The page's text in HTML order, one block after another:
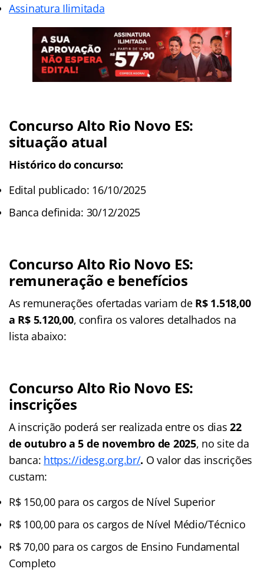
Assinatura Ilimitada
Concurso Alto Rio Novo ES:
situação atual
Histórico do concurso:
Edital publicado: 16/10/2025
Banca definida: 30/12/2025
Concurso Alto Rio Novo ES:
remuneração e benefícios
As remunerações ofertadas variam de R$ 1.518,00
a R$ 5.120,00, confira os valores detalhados na
lista abaixo:
Concurso Alto Rio Novo ES:
inscrições
A inscrição poderá ser realizada entre os dias22
de outubro a 5 de novembro de 2025, no site da
banca: https://idesg.org.br/. O valor das inscrições
custam:
R$ 150,00 para os cargos de Nível Superior
R$ 100,00 para os cargos de Nível Médio/Técnico
R$ 70,00 para os cargos de Ensino Fundamental
Completo